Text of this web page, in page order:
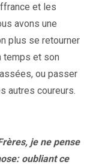
et les
avons une
plus se retourner
temps et son
ou passer
autres coureurs.
je ne pense
oubliant ce